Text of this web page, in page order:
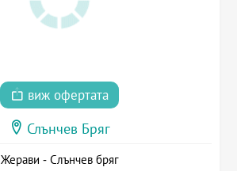
виж офертата
Слънчев Бряг
Жерави - Слънчев бряг